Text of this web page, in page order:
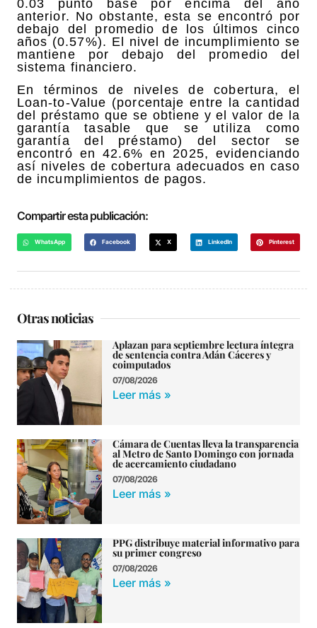
0.03 punto base por encima del año
anterior. No obstante, esta se encontró por
debajo del promedio de los últimos cinco
años (0.57%). El nivel de incumplimiento se
mantiene por debajo del promedio del
sistema financiero.
En términos de niveles de cobertura, el
Loan-to-Value (porcentaje entre la cantidad
del préstamo que se obtiene y el valor de la
garantía tasable que se utiliza como
garantía del préstamo) del sector se
encontró en 42.6% en 2025, evidenciando
así niveles de cobertura adecuados en caso
de incumplimientos de pagos.
Compartir esta publicación:
WhatsApp Facebook X LinkedIn Pinterest
Otras noticias
Aplazan para septiembre lectura íntegra
de sentencia contra Adán Cáceres y
coimputados
07/08/2026
Leer más »
Cámara de Cuentas lleva la transparencia
al Metro de Santo Domingo con jornada
de acercamiento ciudadano
07/08/2026
Leer más »
PPG distribuye material informativo para
su primer congreso
07/08/2026
Leer más »